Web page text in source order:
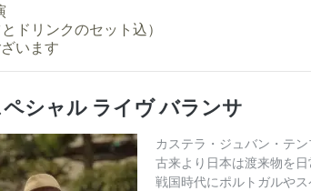
ドリンクのセット込）
います